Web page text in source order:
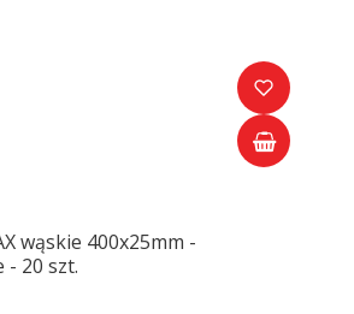
wąskie 400x25mm -
- 20 szt.